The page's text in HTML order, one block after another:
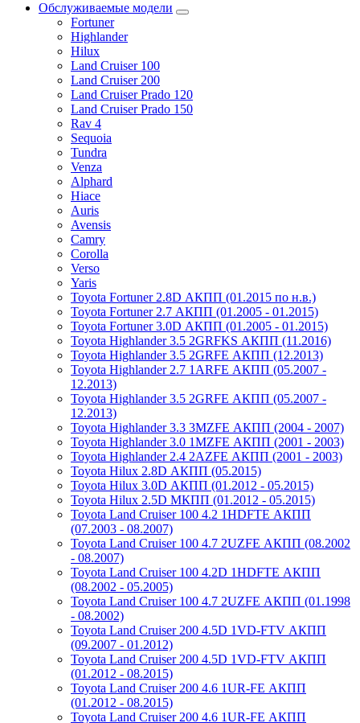
Обслуживаемые модели
Fortuner
Highlander
Hilux
Land Cruiser 100
Land Cruiser 200
Land Cruiser Prado 120
Land Cruiser Prado 150
Rav 4
Sequoia
Tundra
Venza
Alphard
Hiace
Auris
Avensis
Camry
Corolla
Verso
Yaris
Toyota Fortuner 2.8D АКПП (01.2015 по н.в.)
Toyota Fortuner 2.7 АКПП (01.2005 - 01.2015)
Toyota Fortuner 3.0D АКПП (01.2005 - 01.2015)
Toyota Highlander 3.5 2GRFKS АКПП (11.2016)
Toyota Highlander 3.5 2GRFE АКПП (12.2013)
Toyota Highlander 2.7 1ARFE АКПП (05.2007 -
12.2013)
Toyota Highlander 3.5 2GRFE АКПП (05.2007 -
12.2013)
Toyota Highlander 3.3 3MZFE АКПП (2004 - 2007)
Toyota Highlander 3.0 1MZFE АКПП (2001 - 2003)
Toyota Highlander 2.4 2AZFE АКПП (2001 - 2003)
Toyota Hilux 2.8D АКПП (05.2015)
Toyota Hilux 3.0D АКПП (01.2012 - 05.2015)
Toyota Hilux 2.5D МКПП (01.2012 - 05.2015)
Toyota Land Cruiser 100 4.2 1HDFTE АКПП
(07.2003 - 08.2007)
Toyota Land Cruiser 100 4.7 2UZFE АКПП (08.2002
- 08.2007)
Toyota Land Cruiser 100 4.2D 1HDFTE АКПП
(08.2002 - 05.2005)
Toyota Land Cruiser 100 4.7 2UZFE АКПП (01.1998
- 08.2002)
Toyota Land Cruiser 200 4.5D 1VD-FTV АКПП
(09.2007 - 01.2012)
Toyota Land Cruiser 200 4.5D 1VD-FTV АКПП
(01.2012 - 08.2015)
Toyota Land Cruiser 200 4.6 1UR-FE АКПП
(01.2012 - 08.2015)
Toyota Land Cruiser 200 4.6 1UR-FE АКПП